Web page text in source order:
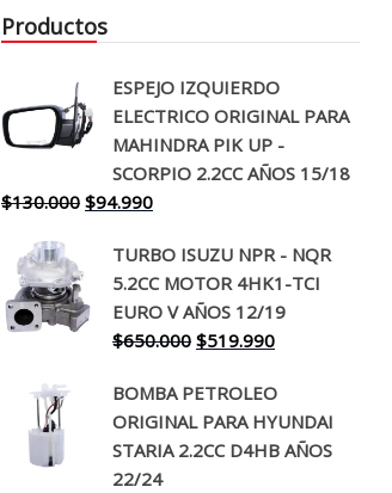
Productos
ESPEJO IZQUIERDO
ELECTRICO ORIGINAL PARA
MAHINDRA PIK UP -
SCORPIO 2.2CC AÑOS 15/18
$130.000 El
original
era:
$130.000.
$94.990El
actual
es:
$94.990.
TURBO ISUZU NPR - NQR
5.2CC MOTOR 4HK1-TCI
EURO V AÑOS 12/19
$650.000 El
original
era:
$650.000.
$519.990El
actual
es:
$519.990.
BOMBA PETROLEO
ORIGINAL PARA HYUNDAI
STARIA 2.2CC D4HB AÑOS
22/24